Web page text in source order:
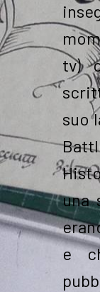
tv)
suo
una
e